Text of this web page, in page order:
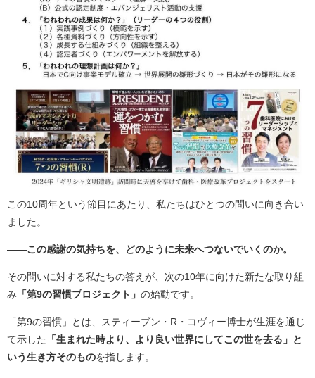
この10周年という節目にあたり、私たちはひとつの問いに向き合い
ました。
――この感謝の気持ちを、どのように未来へつないでいくのか。
その問いに対する私たちの答えが、次の10年に向けた新たな取り組
み 「第9の習慣プロジェクト」 の始動です。
「第9の習慣」とは、スティーブン・R・コヴィー博士が生涯を通じ
て示した
「生まれた時より、より良い世界にしてこの世を去る」と
いう生き方そのものを指します。